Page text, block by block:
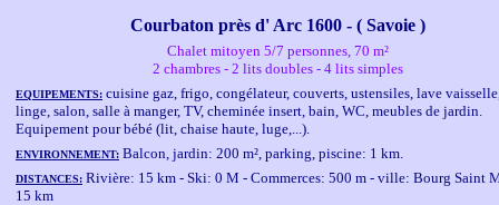
Courbaton près d' Arc 1600 - ( Savoie )
Chalet mitoyen 5/7 personnes, 70 m²
2 chambres - 2 lits doubles - 4 lits simples
EQUIPEMENTS: cuisine gaz, frigo, congélateur, couverts, ustensiles, lave
linge, salon, salle à manger, TV, cheminée insert, bain, WC, meubles de jardin.
Equipement pour bébé (lit, chaise haute, luge,...).
ENVIRONNEMENT: Balcon, jardin: 200 m², parking, piscine: 1 km.
DISTANCES: Rivière: 15 km - Ski: 0 M - Commerces: 500 m - ville: Bourg Saint
15 km